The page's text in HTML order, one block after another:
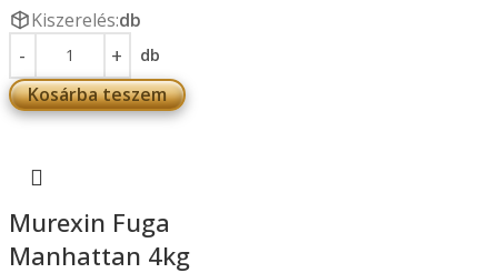
Kiszerelés:db
db
Kosárba teszem
Murexin Fuga
Manhattan 4kg